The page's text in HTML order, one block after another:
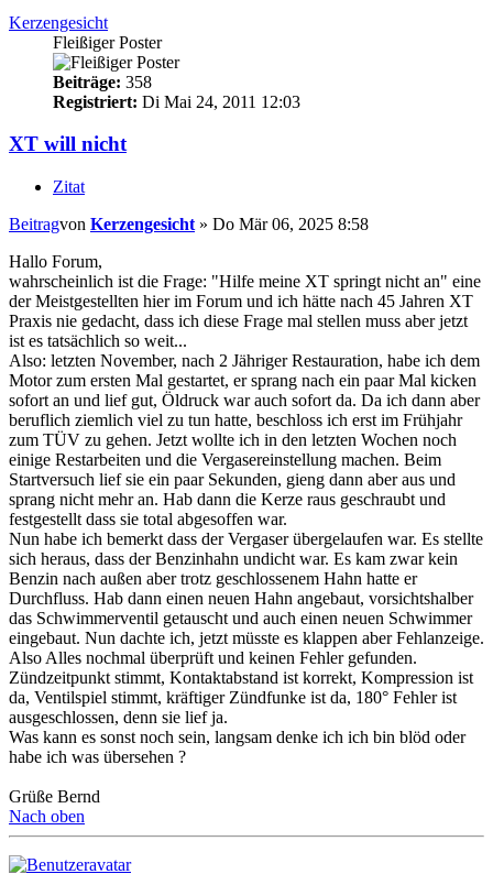
Kerzengesicht
Fleißiger Poster
Beiträge: 358
Registriert: Di Mai 24, 2011 12:03
XT will nicht
Zitat
Beitragvon Kerzengesicht » Do Mär 06, 2025 8:58
Hallo Forum,
wahrscheinlich ist die Frage: "Hilfe meine XT springt nicht an" eine
der Meistgestellten hier im Forum und ich hätte nach 45 Jahren XT
Praxis nie gedacht, dass ich diese Frage mal stellen muss aber jetzt
ist es tatsächlich so weit...
Also: letzten November, nach 2 Jähriger Restauration, habe ich dem
Motor zum ersten Mal gestartet, er sprang nach ein paar Mal kicken
sofort an und lief gut, Öldruck war auch sofort da. Da ich dann aber
beruflich ziemlich viel zu tun hatte, beschloss ich erst im Frühjahr
zum TÜV zu gehen. Jetzt wollte ich in den letzten Wochen noch
einige Restarbeiten und die Vergasereinstellung machen. Beim
Startversuch lief sie ein paar Sekunden, gieng dann aber aus und
sprang nicht mehr an. Hab dann die Kerze raus geschraubt und
festgestellt dass sie total abgesoffen war.
Nun habe ich bemerkt dass der Vergaser übergelaufen war. Es stellte
sich heraus, dass der Benzinhahn undicht war. Es kam zwar kein
Benzin nach außen aber trotz geschlossenem Hahn hatte er
Durchfluss. Hab dann einen neuen Hahn angebaut, vorsichtshalber
das Schwimmerventil getauscht und auch einen neuen Schwimmer
eingebaut. Nun dachte ich, jetzt müsste es klappen aber Fehlanzeige.
Also Alles nochmal überprüft und keinen Fehler gefunden.
Zündzeitpunkt stimmt, Kontaktabstand ist korrekt, Kompression ist
da, Ventilspiel stimmt, kräftiger Zündfunke ist da, 180° Fehler ist
ausgeschlossen, denn sie lief ja.
Was kann es sonst noch sein, langsam denke ich ich bin blöd oder
habe ich was übersehen ?
Grüße Bernd
Nach oben